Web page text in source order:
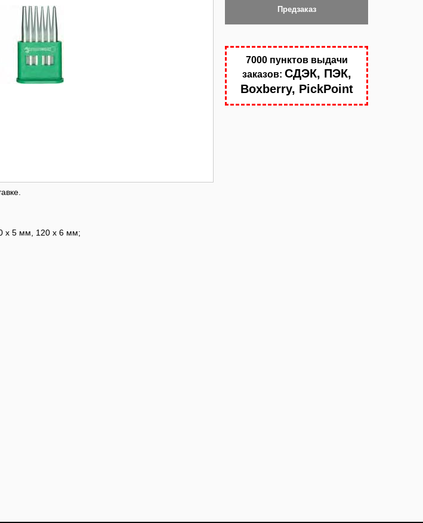
Предзаказ
7000 пунктов выдачи
заказов: СДЭК, ПЭК,
Boxberry, PickPoint
x 5 мм, 120 x 6 мм;